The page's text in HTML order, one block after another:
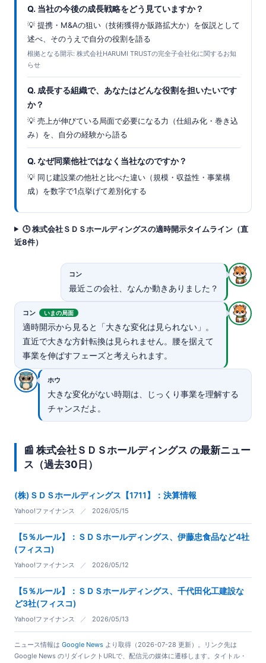
Q. 当社の今後の成長戦略をどう見ていますか？
💡 提携・M&Aの狙い（技術獲得か販路拡大か）を仮説として
述べ、そのうえで自分の役割を語る
根拠となる開示: 株式会社HARUMI TRUSTの完全子会社化に関するお知
らせ
Q. 成長する組織で、あなたはどんな役割を担いたいです
か？
💡 売上が伸びている局面で必要になる力（仕組み化・巻き込
み）を、自分の経験から語る
Q. なぜ同業他社ではなく当社なのですか？
💡 同じ建設業の他社と比べた違い（規模・収益性・事業構
成）を数字で1点挙げて差別化する
🕒 株式会社ＳＤＳホールディングスの適時開示タイムライン（直
近8件）
コン
最近この会社、なんか動きありました？
コン いまの局面
適時開示から見ると「大きな変化は見られない」。
直近で大きな方針転換は見られません。腰を据えて
事業を伸ばすフェーズと考えられます。
ホウ
大きな変化がない時期は、じっくり事業を理解する
チャンスだよ。
📰 株式会社ＳＤＳホールディングス の最新ニュー
ス（過去30日）
(株)ＳＤＳホールディングス【1711】：決算情報
Yahoo!ファイナンス ／ 2026/05/15
【5％ルール】：ＳＤＳホールディングス、伊藤忠食品など4社
(フィスコ)
Yahoo!ファイナンス ／ 2026/05/12
【5％ルール】：ＳＤＳホールディングス、千代田化工建設な
ど3社(フィスコ)
Yahoo!ファイナンス ／ 2026/05/13
ニュース情報は Google News より取得（2026-07-28 更新）。リンク先は
Google News のリダイレクトURLで、配信元の媒体に遷移します。タイトル・